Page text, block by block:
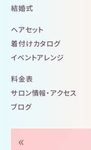
結婚式
ヘアセット
着付けカタログ
イベントアレンジ
料金表
サロン情報・アクセス
ブログ
«